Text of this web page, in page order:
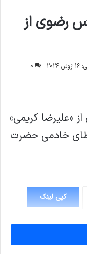
رضوی از
0
«علیرضا کریمی»
خادمی حضرت
کپی لینک